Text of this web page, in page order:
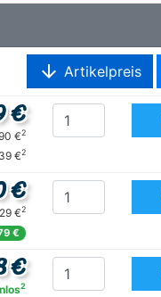
arrow_downward Artikelpreis
€
€2
€2
€
€2
€
€
2